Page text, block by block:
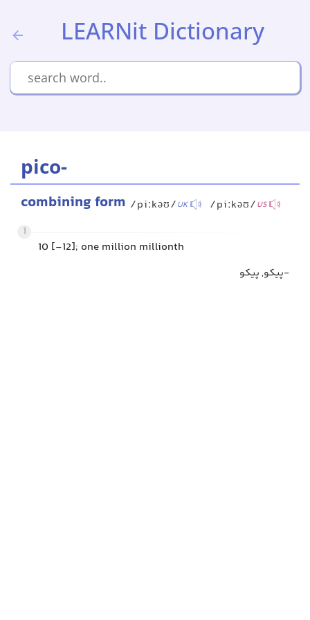
LEARNit Dictionary
pico-
combining form /piːkəʊ/UK /piːkəʊ/US
1
10 [-12]; one million millionth
پیکو, پیکو-